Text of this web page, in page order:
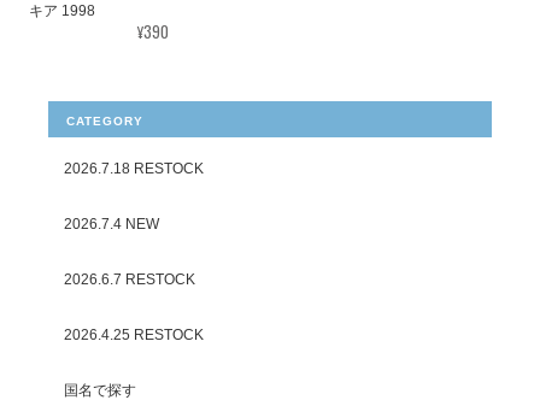
キア 1998
¥390
CATEGORY
2026.7.18 RESTOCK
2026.7.4 NEW
2026.6.7 RESTOCK
2026.4.25 RESTOCK
国名で探す